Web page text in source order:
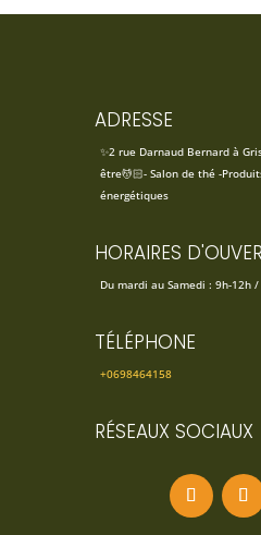
ADRESSE
✨2 rue Darnaud Bernard à
être💆🏻- Salon de thé -
énergétiques
HORAIRES
Du mardi au Samedi : 9h-12h
TÉLÉPHONE
+0698464158
RÉSEAUX SOCIAUX